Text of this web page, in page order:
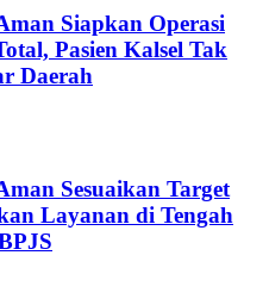
Siapkan Operasi
Pasien Kalsel Tak
Daerah
Sesuaikan Target
Layanan di Tengah